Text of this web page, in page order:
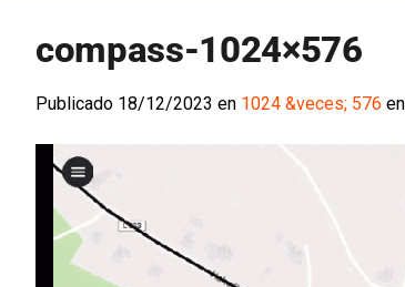
compass-1024×576
Publicado 18/12/2023 en 1024 &veces; 576 en